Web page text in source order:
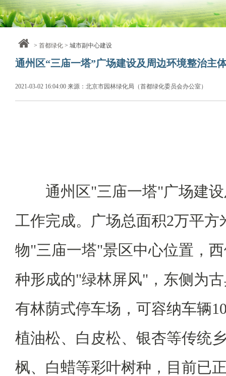
> 首都绿化> 城市副中心建设
通州区“三庙一塔”广场建设及周边环境整治主
2021-03-02 16:04:00 来源：北京市园林绿化局（首都绿化委员会办公室）
通州区"三庙一塔"广场建设
工作完成。广场总面积2万平方
物"三庙一塔"景区中心位置，
种形成的"绿林屏风"，东侧为
有林荫式停车场，可容纳车辆
植油松、白皮松、银杏等传统
枫、白蜡等彩叶树种，目前已